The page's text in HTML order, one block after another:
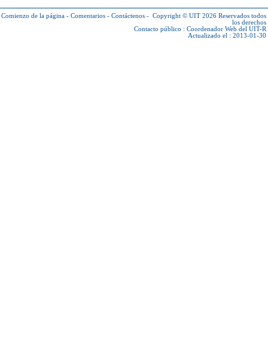
Comienzo de la página - Comentarios - Contáctenos - Copyright © UIT 2026 Reservados todos
los derechos
Contacto público : Coordenador Web del UIT-R
Actualizado el : 2013-01-30